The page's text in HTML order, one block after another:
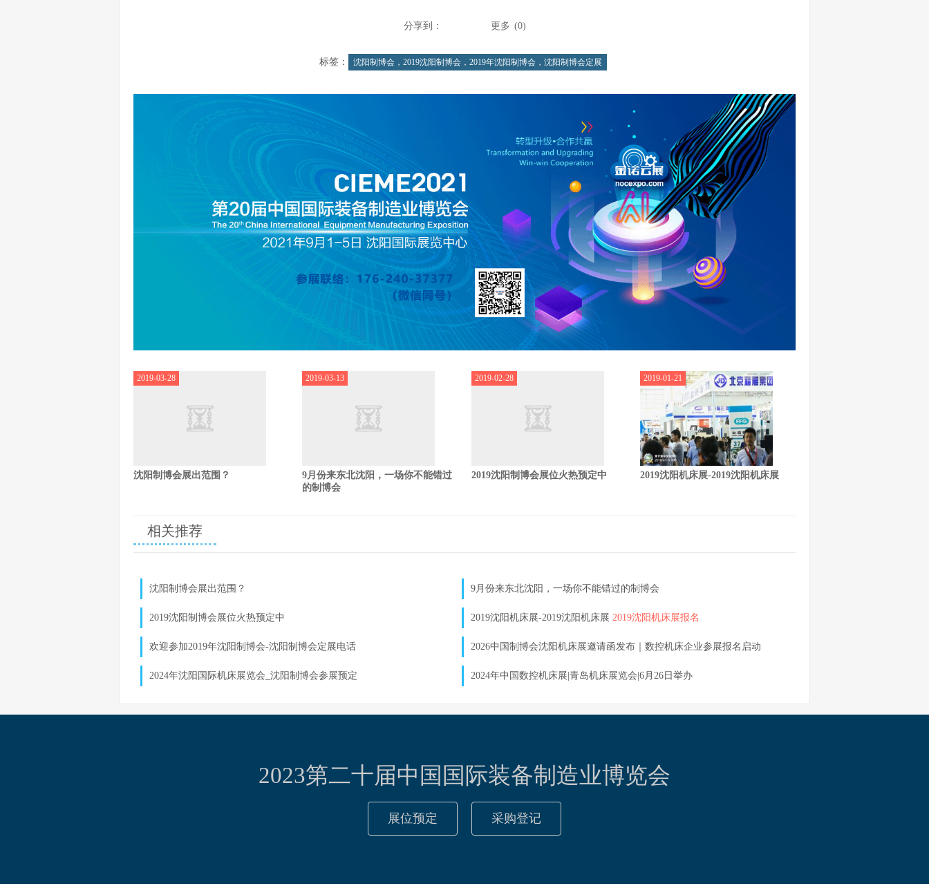
分享到： 更多 (0)
标签： 沈阳制博会，2019沈阳制博会，2019年沈阳制博会，沈阳制博会定展
沈阳制博会展出范围？
2019-03-28
9月份来东北沈阳，一场你不能错过
的制博会
2019-03-13
2019沈阳制博会展位火热预定中
2019-02-28
2019沈阳机床展-2019沈阳机床展
2019-01-21
相关推荐
沈阳制博会展出范围？ 9月份来东北沈阳，一场你不能错过的制博会
2019沈阳制博会展位火热预定中 2019沈阳机床展-2019沈阳机床展 2019沈阳机床展报名
欢迎参加2019年沈阳制博会-沈阳制博会定展电话 2026中国制博会沈阳机床展邀请函发布｜数控机床企业参展报名启动
2024年沈阳国际机床展览会_沈阳制博会参展预定 2024年中国数控机床展|青岛机床展览会|6月26日举办
2023第二十届中国国际装备制造业博览会
展位预定 采购登记